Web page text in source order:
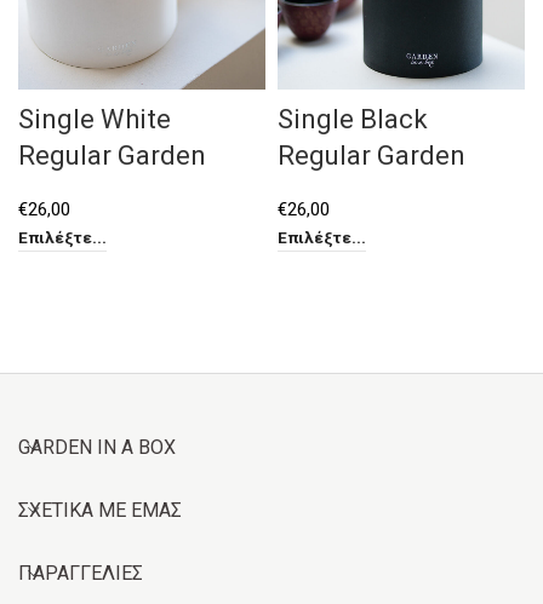
Single White
Regular Garden
€26,00
Επιλέξτε...
Single Black
Regular Garden
€26,00
Επιλέξτε...
GARDEN IN A BOX
ΣΧΕΤΙΚΑ ΜΕ ΕΜΑΣ
ΠΑΡΑΓΓΕΛΙΕΣ